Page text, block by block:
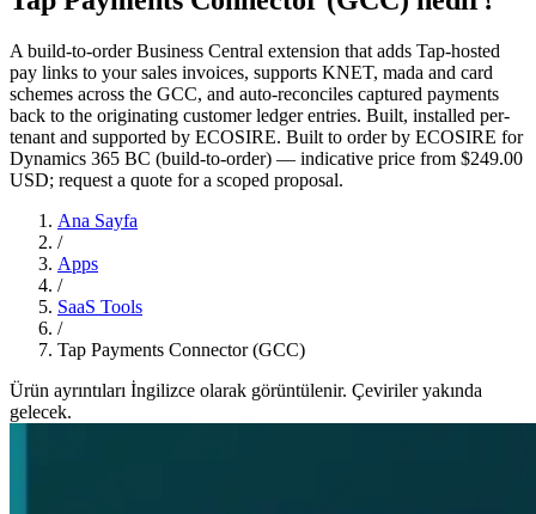
A build-to-order Business Central extension that adds Tap-hosted
pay links to your sales invoices, supports KNET, mada and card
schemes across the GCC, and auto-reconciles captured payments
back to the originating customer ledger entries. Built, installed per-
tenant and supported by ECOSIRE. Built to order by ECOSIRE for
Dynamics 365 BC (build-to-order) — indicative price from $249.00
USD; request a quote for a scoped proposal.
Ana Sayfa
/
Apps
/
SaaS Tools
/
Tap Payments Connector (GCC)
Ürün ayrıntıları İngilizce olarak görüntülenir. Çeviriler yakında
gelecek.